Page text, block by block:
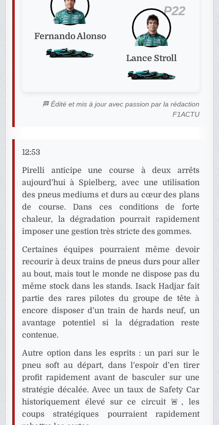
Fernando Alonso
P22
Lance Stroll
🏁 Édité et mis à jour avec passion par la rédaction
F1ACTU
12:53
Pirelli anticipe une course à deux arrêts
aujourd’hui à Spielberg, avec une utilisation
des pneus mediums et durs au cœur des plans
de course. Dans ces conditions de forte
chaleur, la dégradation pourrait rapidement
imposer une gestion très stricte des gommes.
Certaines équipes pourraient même devoir
recourir à deux trains de pneus durs pour aller
au bout, mais tout le monde ne dispose pas du
même stock dans les stands. Isack Hadjar fait
partie des rares pilotes du groupe de tête à
encore disposer d’un train de hards neuf, un
avantage potentiel si la dégradation reste
contenue.
Autre option dans les esprits : un pari sur le
pneu soft au départ, dans l’espoir d’en tirer
profit rapidement avant de basculer sur une
stratégie décalée. Avec un taux de Safety Car
historiquement élevé sur ce circuit 🚨, les
coups stratégiques pourraient rapidement